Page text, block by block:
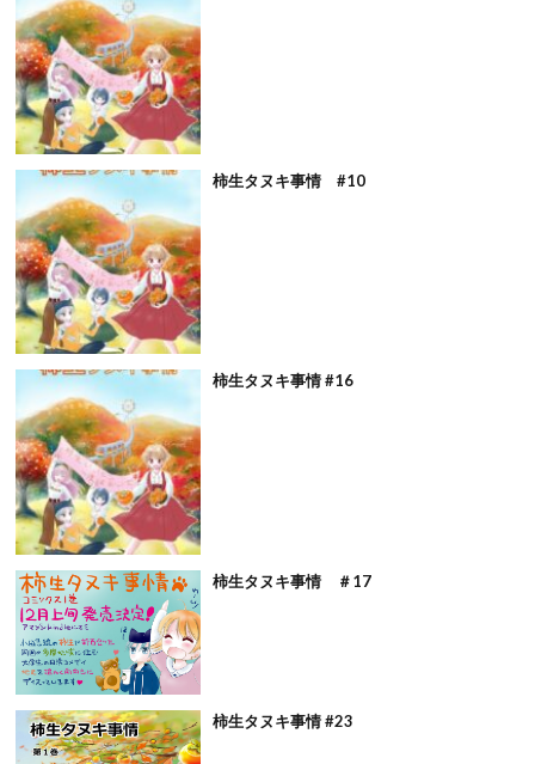
柿生タヌキ事情 #10
柿生タヌキ事情 #16
柿生タヌキ事情 ＃17
柿生タヌキ事情 #23